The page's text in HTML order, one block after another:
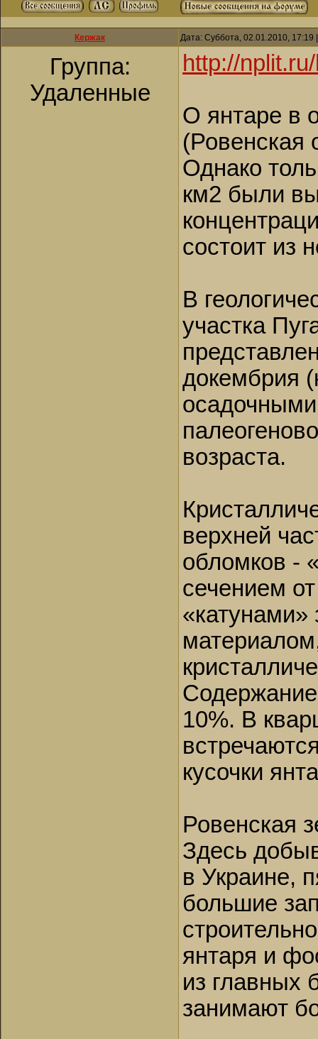
Кержак Дата: Суббота, 02.01.2010,
Группа:
Удаленные
http://
О янтаре в
(Ровенская
Однако
км2 были
состоит из
В
участка
докембрия
возраста.
верхней
обломков -
сечением
Содержание
10%. В
кусочки
Ровенская
Здесь
в Украине,
большие
янтаря и
из главных
занимают